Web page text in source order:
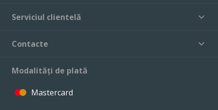
Serviciul clientelă
Contacte
Modalități de plată
Mastercard